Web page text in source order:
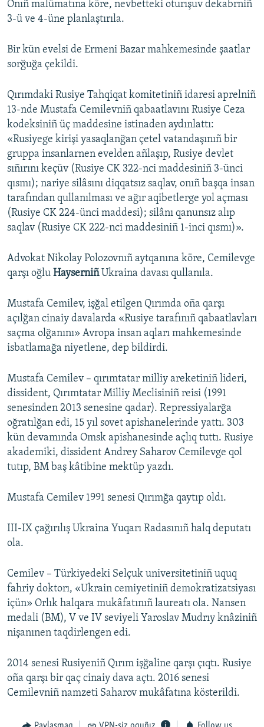
Onıñ malümatına köre, nevbetteki oturışuv dekabrniñ
3-ü ve 4-üne planlaştırıla.
Bir kün evelsi de Ermeni Bazar mahkemesinde şaatlar
sorğuğa çekildi.
Qırımdaki Rusiye Tahqiqat komitetiniñ idaresi aprelniñ
13-nde Mustafa Cemilevniñ qabaatlavını Rusiye Ceza
kodeksiniñ üç maddesine istinaden aydınlattı:
«Rusiyege kirişi yasaqlanğan çetel vatandaşınıñ bir
gruppa insanlarnen evelden añlaşıp, Rusiye devlet
sıñırını keçüv (Rusiye CK 322-nci maddesiniñ 3-ünci
qısmı); nariye silâsını diqqatsız saqlav, onıñ başqa insan
tarafından qullanılması ve ağır aqibetlerge yol açması
(Rusiye CK 224-ünci maddesi); silânı qanunsız alıp
saqlav (Rusiye CK 222-nci maddesiniñ 1-inci qısmı)».
Advokat Nikolay Polozovnıñ aytqanına köre, Cemilevge
qarşı oğlu Hayserniñ Ukraina davası qullanıla.
Mustafa Cemilev, işğal etilgen Qırımda oña qarşı
açılğan cinaiy davalarda «Rusiye tarafınıñ qabaatlavları
saçma olğanını» Avropa insan aqları mahkemesinde
isbatlamağa niyetlene, dep bildirdi.
Mustafa Cemilev – qırımtatar milliy areketiniñ lideri,
dissident, Qırımtatar Milliy Meclisiniñ reisi (1991
senesinden 2013 senesine qadar). Repressiyalarğa
oğratılğan edi, 15 yıl sovet apishanelerinde yattı. 303
kün devamında Omsk apishanesinde açlıq tuttı. Rusiye
akademiki, dissident Andrey Saharov Cemilevge qol
tutıp, BM baş kâtibine mektüp yazdı.
Mustafa Cemilev 1991 senesi Qırımğa qaytıp oldı.
III-IX çağırılış Ukraina Yuqarı Radasınıñ halq deputatı
ola.
Cemilev – Türkiyedeki Selçuk universitetiniñ uquq
fahriy doktorı, «Ukrain cemiyetiniñ demokratizatsiyası
içün» Orlık halqara mukâfatınıñ laureatı ola. Nansen
medali (BM), V ve IV seviyeli Yaroslav Mudrıy knâziniñ
nişanınen taqdirlengen edi.
2014 senesi Rusiyeniñ Qırım işğaline qarşı çıqtı. Rusiye
oña qarşı bir qaç cinaiy dava açtı. 2016 senesi
Cemilevniñ namzeti Saharov mukâfatına kösterildi.